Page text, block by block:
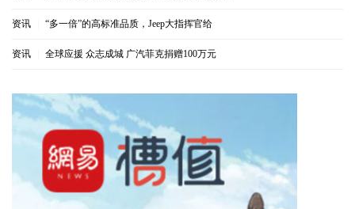
资讯 “多一倍”的高标准品质，Jeep大指挥官给
资讯 全球应援 众志成城 广汽菲克捐赠100万元